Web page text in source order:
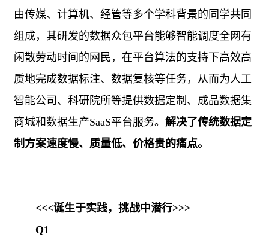
由传媒、计算机、经管等多个学科背景的同学共同
组成，其研发的数据众包平台能够智能调度全网有
闲散劳动时间的网民，在平台算法的支持下高效高
质地完成数据标注、数据复核等任务，从而为人工
智能公司、科研院所等提供数据定制、成品数据集
商城和数据生产SaaS平台服务。解决了传统数据定
制方案速度慢、质量低、价格贵的痛点。
<<<诞生于实践，挑战中潜行>>>
Q1